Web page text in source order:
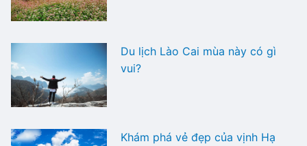
Du lịch Lào Cai mùa này có gì
vui?
Khám phá vẻ đẹp của vịnh Hạ